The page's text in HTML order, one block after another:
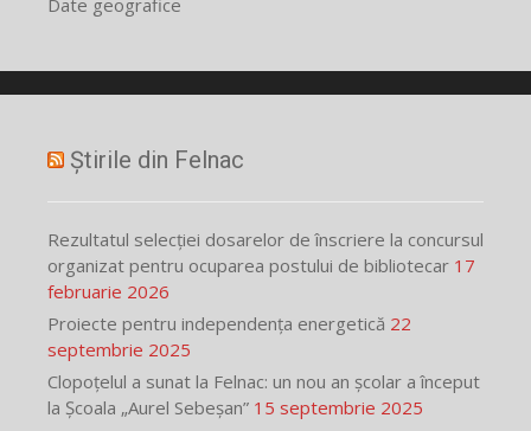
Știrile din Felnac
Rezultatul selecției dosarelor de înscriere la concursul
organizat pentru ocuparea postului de bibliotecar 17
februarie 2026
Proiecte pentru independența energetică 22
septembrie 2025
Clopoțelul a sunat la Felnac: un nou an școlar a început
la Școala „Aurel Sebeșan” 15 septembrie 2025